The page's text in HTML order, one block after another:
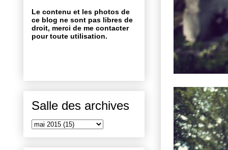
Le contenu et les photos de
ce blog ne sont pas libres de
droit, merci de me contacter
pour toute utilisation.
Salle des archives